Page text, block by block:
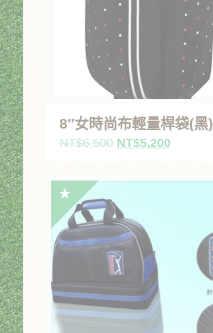
8″女時尚布輕量桿袋(黑)
NT$6,500 原
NT$6,500。
NT$5,200目